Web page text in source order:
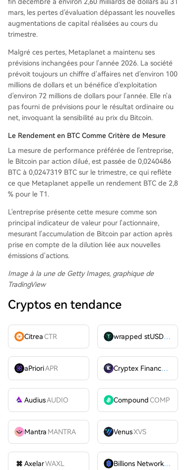
fin décembre à environ 2,60 milliards de dollars au 31
mars, les pertes d'évaluation dépassant les nouvelles
augmentations de capital réalisées au cours du
trimestre.
Malgré ces pertes, Metaplanet a maintenu ses
prévisions inchangées pour l'année 2026. La société
prévoit toujours un chiffre d'affaires net d'environ 100
millions de dollars et un bénéfice d'exploitation
d'environ 72 millions de dollars pour l'année. Elle n'a
pas fourni de prévisions pour le résultat ordinaire ou
net, invoquant la sensibilité au prix du Bitcoin.
Le Rendement en BTC Comme Critère de Mesure
La mesure de performance préférée de l'entreprise,
le Bitcoin par action dilué, est passée de 0,0240486
BTC à 0,0247319 BTC sur le trimestre, ce qui reflète
ce que Metaplanet appelle un rendement BTC de 2,8
% pour le T1.
L'entreprise présente cette mesure comme son
principal indicateur de valeur pour l'actionnaire,
mesurant l'accumulation de Bitcoin par action après
prise en compte de la dilution liée aux nouvelles
émissions d'actions.
Image à la une de Getty Images, graphique de
TradingView
Cryptos en tendance
CitreaCTR wrapped stUSDT
aPrioriAPR Cryptex FinanceCTX
AudiusAUDIO CompoundCOMP
Mantra MANTRA VenusXVS
AxelarWAXL Billions Network
BILL